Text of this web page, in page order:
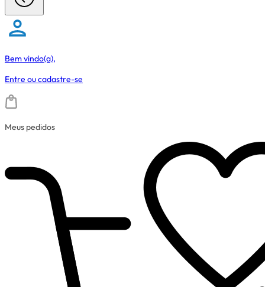
Bem vindo(a),
Entre oucadastre-se
Meus pedidos